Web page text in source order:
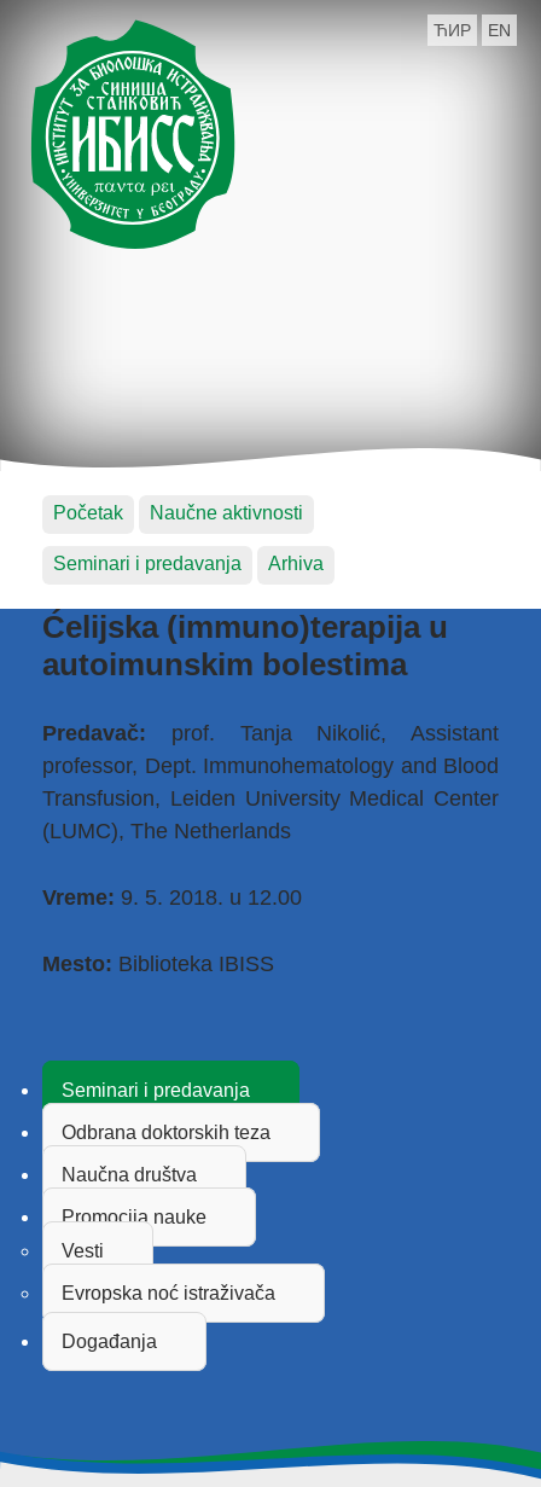
ЋИР EN
Početak Naučne aktivnosti
Seminari i predavanja Arhiva
Ćelijska (immuno)terapija u
autoimunskim bolestima
Predavač: prof. Tanja Nikolić, Assistant
professor, Dept. Immunohematology and Blood
Transfusion, Leiden University Medical Center
(LUMC), The Netherlands
Vreme: 9. 5. 2018. u 12.00
Mesto: Biblioteka IBISS
Seminari i predavanja
Odbrana doktorskih teza
Naučna društva
Promocija nauke
Vesti
Evropska noć istraživača
Događanja